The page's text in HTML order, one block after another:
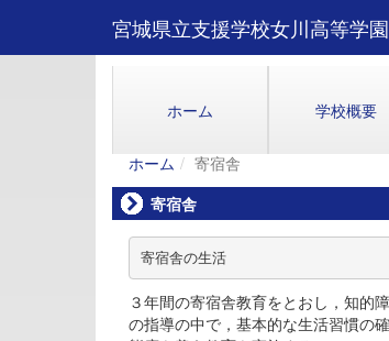
宮城県立支援学校女川高等学園
ホーム 学校概要
ホーム
寄宿舎
寄宿舎
寄宿舎の生活
３年間の寄宿舎教育をとおし，知的
の指導の中で，基本的な生活習慣の